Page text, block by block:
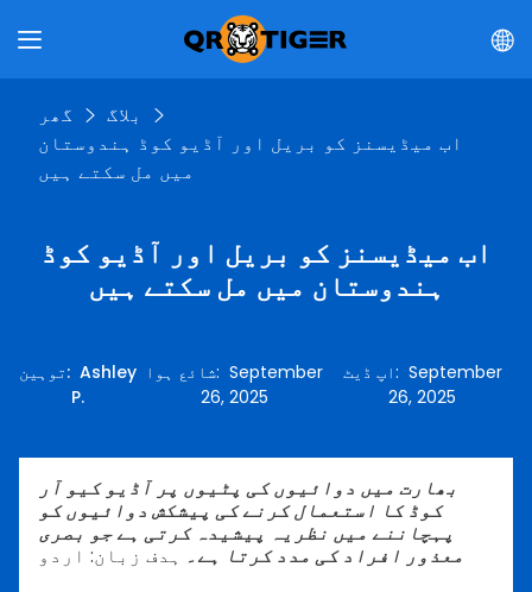
گھر
بلاگ
اب میڈیسنز کو بریل اور آڈیو کوڈ ہندوستان
میں مل سکتے ہیں
اب میڈیسنز کو بریل اور آڈیو کوڈ
ہندوستان میں مل سکتے ہیں
توہین: Ashley
P.
شائع ہوا:September
26, 2025
اپ ڈیٹ: September
26, 2025
بھارت میں دوائیوں کی پٹیوں پر آڈیو کیو آر
کوڈ کا استعمال کرنے کی پیشکش دوائیوں کو
پہچاننے میں نظریہ پیشیدہ کرتی ہے جو بصری
معذور افراد کی مدد کرتا ہے۔ ہدف زبان: اردو